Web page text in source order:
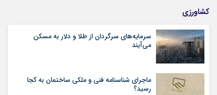
کشاورزی
سرمایه‌های سرگردان از طلا و دلار به مسکن
می‌آیند
ماجرای شناسنامه‌ فنی و ملکی ساختمان به کجا
رسید؟